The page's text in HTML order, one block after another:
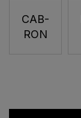
CAB-
RON